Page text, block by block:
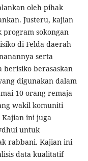
oleh pihak
Justeru, kajian
sokongan
di Felda daerah
serta
berasaskan
digunakan dalam
10 orang remaja
wakil komuniti
ini juga
untuk
rabbani. Kajian ini
data kualitatif